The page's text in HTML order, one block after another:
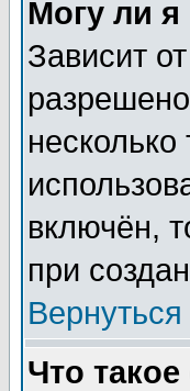
Могу ли я
Зависит
включён,
при
Что